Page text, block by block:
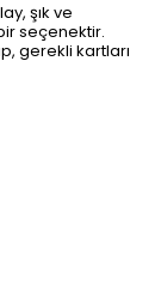
şık ve
seçenektir.
gerekli kartları